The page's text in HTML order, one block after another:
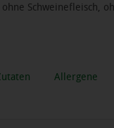
Schweinefleisch,
Allergene